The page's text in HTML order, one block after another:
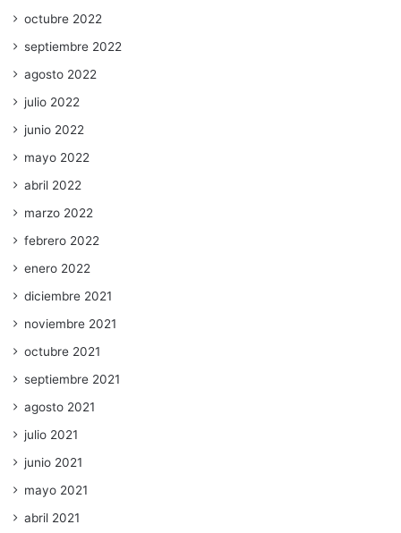
octubre 2022
septiembre 2022
agosto 2022
julio 2022
junio 2022
mayo 2022
abril 2022
marzo 2022
febrero 2022
enero 2022
diciembre 2021
noviembre 2021
octubre 2021
septiembre 2021
agosto 2021
julio 2021
junio 2021
mayo 2021
abril 2021